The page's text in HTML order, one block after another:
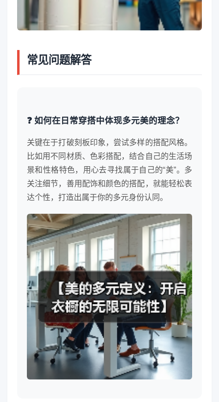
常见问题解答
❓ 如何在日常穿搭中体现多元美的理念？
关键在于打破刻板印象，尝试多样的搭配风格。
比如用不同材质、色彩搭配，结合自己的生活场
景和性格特色，用心去寻找属于自己的“美”。多
关注细节，善用配饰和颜色的搭配，就能轻松表
达个性，打造出属于你的多元身份认同。